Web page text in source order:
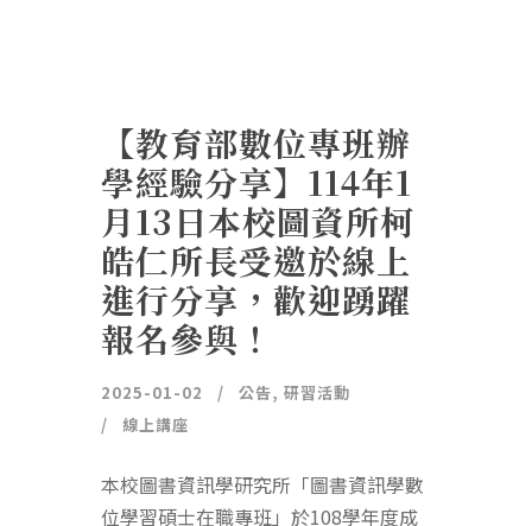
【教育部數位專班辦
學經驗分享】114年1
月13日本校圖資所柯
皓仁所長受邀於線上
進行分享，歡迎踴躍
報名參與！
2025-01-02 公告, 研習活動
線上講座
本校圖書資訊學研究所「圖書資訊學數
位學習碩士在職專班」於108學年度成